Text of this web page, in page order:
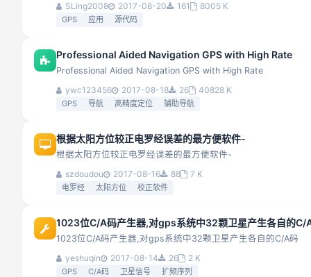
SLing2008
2017-08-20 161 8005 K
GPS 应用 源代码
Professional Aided Navigation GPS with High Rate
Professional Aided Navigation GPS with High Rate
ywc123456
2017-08-18 26 40828 K
GPS 导航 高精度定位 辅助导航
根据太阳方位较正电罗经误差的最方便软件-
根据太阳方位较正电罗经误差的最方便软件-
szdoudou
2017-08-16 88 7 K
电罗经 太阳方位 校正软件
1023位C/A码产生器,对gps系统中32颗卫星产生各自的C/
1023位C/A码产生器,对gps系统中32颗卫星产生各自的C/A码
yeshuqin
2017-08-14 26 2 K
GPS C/A码 卫星信号 扩频序列